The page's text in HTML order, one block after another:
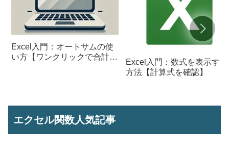
Excel入門：オートサムの使
い方【ワンクリックで合計を
Excel入門：数式を表示する
方法【計算式を確認】
エクセル関数人気記事